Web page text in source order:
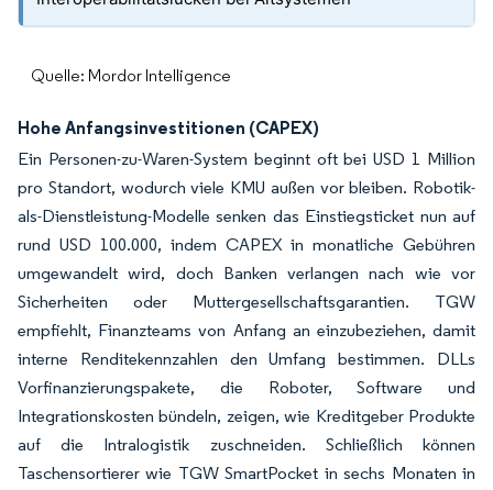
Quelle: Mordor Intelligence
Hohe Anfangsinvestitionen (CAPEX)
Ein Personen-zu-Waren-System beginnt oft bei USD 1 Million
pro Standort, wodurch viele KMU außen vor bleiben. Robotik-
als-Dienstleistung-Modelle senken das Einstiegsticket nun auf
rund USD 100.000, indem CAPEX in monatliche Gebühren
umgewandelt wird, doch Banken verlangen nach wie vor
Sicherheiten oder Muttergesellschaftsgarantien. TGW
empfiehlt, Finanzteams von Anfang an einzubeziehen, damit
interne Renditekennzahlen den Umfang bestimmen. DLLs
Vorfinanzierungspakete, die Roboter, Software und
Integrationskosten bündeln, zeigen, wie Kreditgeber Produkte
auf die Intralogistik zuschneiden. Schließlich können
Taschensortierer wie TGW SmartPocket in sechs Monaten in